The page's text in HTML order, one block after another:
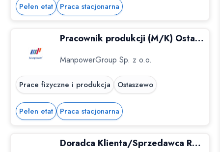
Pełen etat Praca stacjonarna
Pracownik produkcji (M/K) Ostaszewo - woj. kujawsko-pomorskie
ManpowerGroup Sp. z o.o.
Prace fizyczne i produkcja Ostaszewo
Pełen etat Praca stacjonarna
Doradca Klienta/Sprzedawca RTV/AGD Szczecin (K,M)